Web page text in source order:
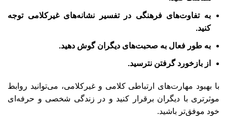
به تفاوت‌های فرهنگی در تفسیر نشانه‌های غیرکلامی توجه
کنید.
به طور فعال به صحبت‌های دیگران گوش دهید.
از بازخورد گرفتن نترسید.
با بهبود مهارت‌های ارتباطی کلامی و غیرکلامی، می‌توانید روابط
موثرتری با دیگران برقرار کنید و در زندگی شخصی و حرفه‌ای
خود موفق‌تر باشید.